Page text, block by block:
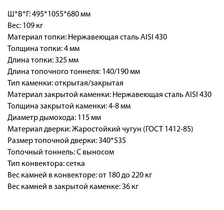
Ш*В*Г: 495*1055*680 мм
Вес: 109 кг
Материал топки: Нержавеющая сталь AISI 430
Толщина топки: 4 мм
Длина топки: 325 мм
Длина топочного тоннеля: 140/190 мм
Тип каменки: открытая/закрытая
Материал закрытой каменки: Нержавеющая сталь AISI 430
Толщина закрытой каменки: 4-8 мм
Диаметр дымохода: 115 мм
Материал дверки: Жаростойкий чугун (ГОСТ 1412-85)
Размер топочной дверки: 340*535
Топочный тоннель: С выносом
Тип конвектора: сетка
Вес камней в конвекторе: от 180 до 220 кг
Вес камней в закрытой каменке: 36 кг